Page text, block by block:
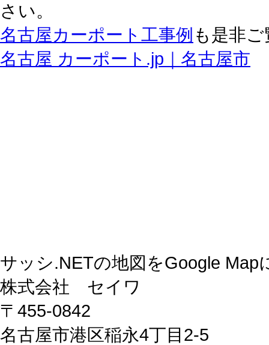
さい。
名古屋カーポート工事例 も是非
名古屋 カーポート.jp｜名古屋市
サッシ.NETの地図をGoogle
株式会社 セイワ
〒455-0842
名古屋市港区稲永4丁目2-5